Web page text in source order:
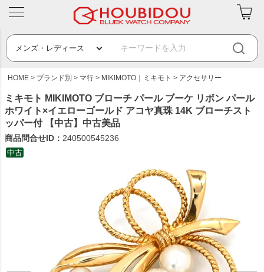
HOME ブランド別 マ行 MIKIMOTO｜ミキモト アクセサリー
ミキモト MIKIMOTO ブローチ パール ブーケ リボン パール
ホワイト×イエローゴールド アコヤ真珠 14K ブローチスト
ッパー付 【中古】中古美品
商品問合せID： 240500545236
中古